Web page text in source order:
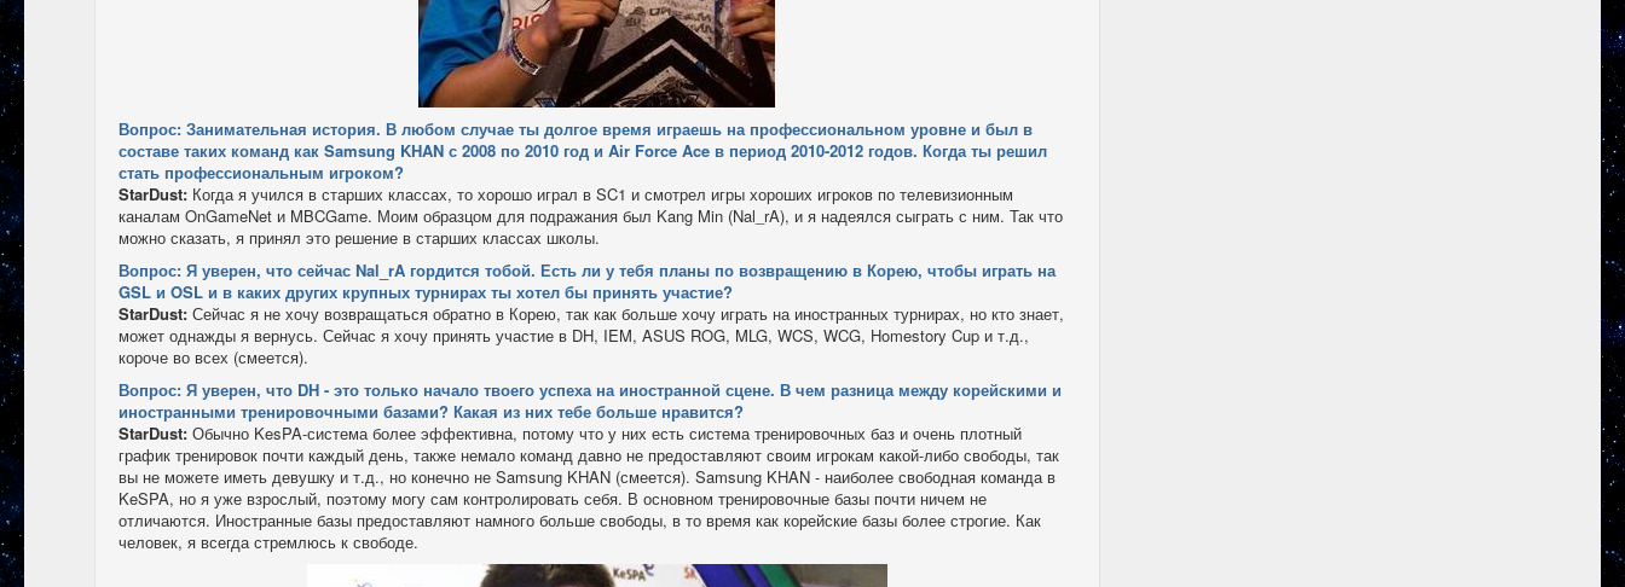
Вопрос: Занимательная история. В любом случае ты долгое время играешь на профессиональном уровне и был в
составе таких команд как Samsung KHAN с 2008 по 2010 год и Air Force Ace в период 2010-2012 годов. Когда ты решил
стать профессиональным игроком?
StarDust: Когда я учился в старших классах, то хорошо играл в SC1 и смотрел игры хороших игроков по телевизионным
каналам OnGameNet и MBCGame. Моим образцом для подражания был Kang Min (Nal_rA), и я надеялся сыграть с ним. Так что
можно сказать, я принял это решение в старших классах школы.
Вопрос: Я уверен, что сейчас Nal_rA гордится тобой. Есть ли у тебя планы по возвращению в Корею, чтобы играть на
GSL и OSL и в каких других крупных турнирах ты хотел бы принять участие?
StarDust: Сейчас я не хочу возвращаться обратно в Корею, так как больше хочу играть на иностранных турнирах, но кто знает,
может однажды я вернусь. Сейчас я хочу принять участие в DH, IEM, ASUS ROG, MLG, WCS, WCG, Homestory Cup и т.д.,
короче во всех (смеется).
Вопрос: Я уверен, что DH - это только начало твоего успеха на иностранной сцене. В чем разница между корейскими и
иностранными тренировочными базами? Какая из них тебе больше нравится?
StarDust: Обычно KesPA-система более эффективна, потому что у них есть система тренировочных баз и очень плотный
график тренировок почти каждый день, также немало команд давно не предоставляют своим игрокам какой-либо свободы, так
вы не можете иметь девушку и т.д., но конечно не Samsung KHAN (смеется). Samsung KHAN - наиболее свободная команда в
KeSPA, но я уже взрослый, поэтому могу сам контролировать себя. В основном тренировочные базы почти ничем не
отличаются. Иностранные базы предоставляют намного больше свободы, в то время как корейские базы более строгие. Как
человек, я всегда стремлюсь к свободе.